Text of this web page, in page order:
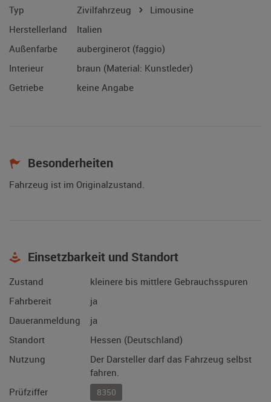
Typ
Zivilfahrzeug
Limousine
Herstellerland
Italien
Außenfarbe
auberginerot (faggio)
Interieur
braun (Material: Kunstleder)
Getriebe
keine Angabe
Besonderheiten
Fahrzeug ist im Originalzustand.
Einsetzbarkeit und Standort
Zustand
kleinere bis mittlere Gebrauchsspuren
Fahrbereit
ja
Daueranmeldung
ja
Standort
Hessen (Deutschland)
Nutzung
Der Darsteller darf das Fahrzeug selbst
fahren.
Prüfziffer
8350